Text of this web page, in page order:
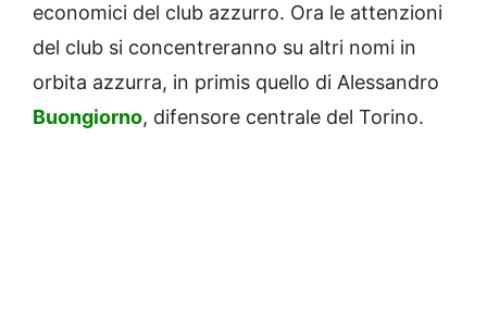
economici del club azzurro. Ora le attenzioni
del club si concentreranno su altri nomi in
orbita azzurra, in primis quello di Alessandro
Buongiorno, difensore centrale del Torino.